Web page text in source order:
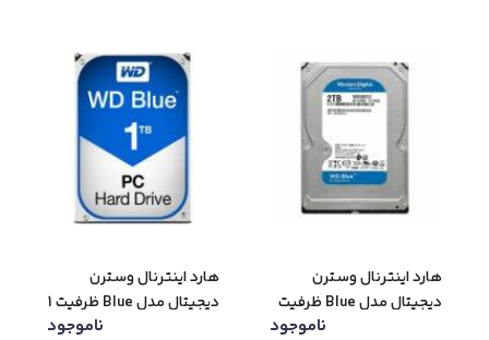
هارد اینترنال وسترن
دیجیتال مدل Blue ظرفیت
ناموجود
هارد اینترنال وسترن
دیجیتال مدل Blue ظرفیت 1
ناموجود